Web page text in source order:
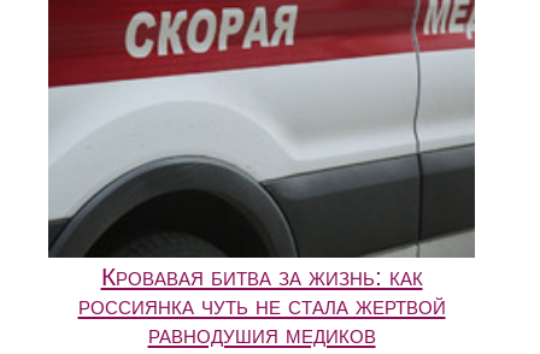
Кровавая битва за жизнь: как
россиянка чуть не стала жертвой
равнодушия медиков